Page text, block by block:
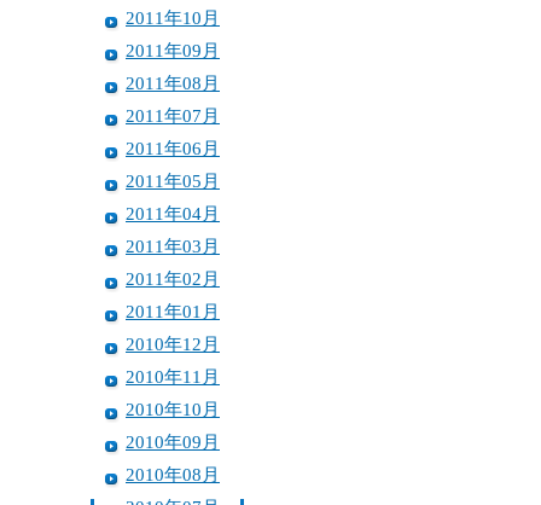
2011年10月
2011年09月
2011年08月
2011年07月
2011年06月
2011年05月
2011年04月
2011年03月
2011年02月
2011年01月
2010年12月
2010年11月
2010年10月
2010年09月
2010年08月